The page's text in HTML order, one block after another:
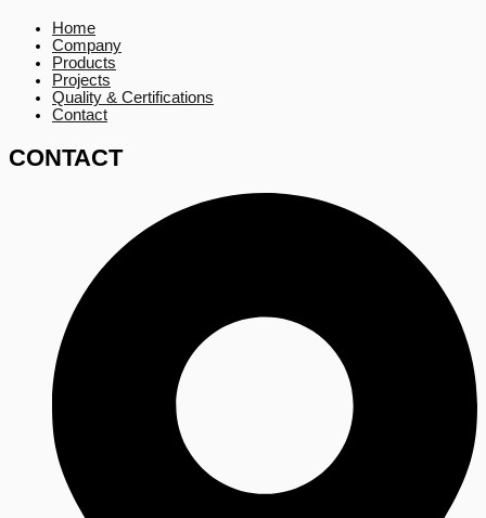
Home
Company
Products
Projects
Quality & Certifications
Contact
CONTACT